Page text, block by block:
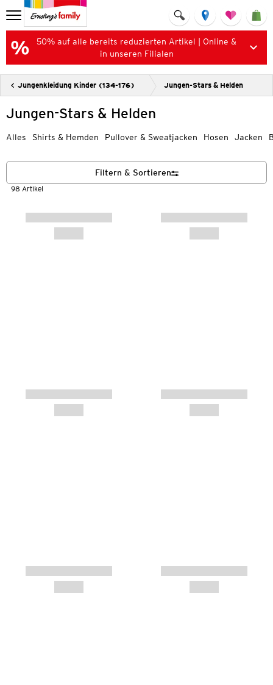
50% auf alle bereits reduzierten Artikel | Online &
in unseren Filialen
Jungenkleidung Kinder (134-176) Jungen-Stars & Helden
Jungen-Stars & Helden
Alles Shirts & Hemden Pullover & Sweatjacken Hosen Jacken
98 Artikel
Filtern & Sortieren